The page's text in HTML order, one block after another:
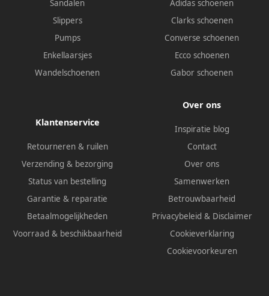
Sandalen
Slippers
Pumps
Enkellaarsjes
Wandelschoenen
Adidas schoenen
Clarks schoenen
Converse schoenen
Ecco schoenen
Gabor schoenen
Klantenservice
Retourneren & ruilen
Verzending & bezorging
Status van bestelling
Garantie & reparatie
Betaalmogelijkheden
Voorraad & beschikbaarheid
Over ons
Inspiratie blog
Contact
Over ons
Samenwerken
Betrouwbaarheid
Privacybeleid & Disclaimer
Cookieverklaring
Cookievoorkeuren